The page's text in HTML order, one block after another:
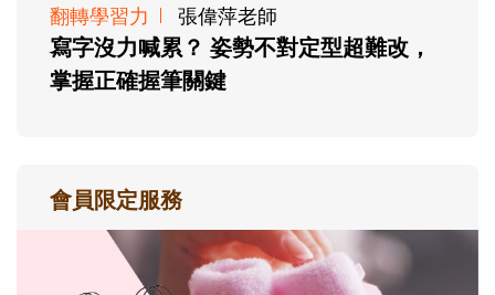
翻轉學習力 張偉萍老師
寫字沒力喊累？ 姿勢不對定型超難改，
掌握正確握筆關鍵
會員限定服務